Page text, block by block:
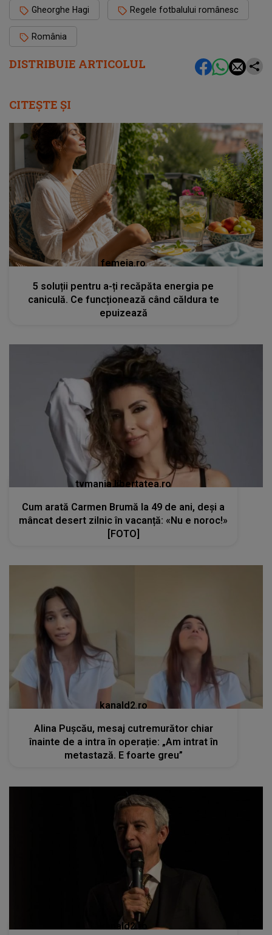
DISTRIBUIE ARTICOLUL
Gheorghe Hagi Regele fotbalului românesc
România
CITEȘTE ȘI
femeia.ro
5 soluții pentru a-ți recăpăta energia pe
caniculă. Ce funcționează când căldura te
epuizează
tvmania.libertatea.ro
Cum arată Carmen Brumă la 49 de ani, deși a
mâncat desert zilnic în vacanță: «Nu e noroc!»
[FOTO]
kanald2.ro
Alina Pușcău, mesaj cutremurător chiar
înainte de a intra în operație: „Am intrat în
metastază. E foarte greu”
kanald2.ro